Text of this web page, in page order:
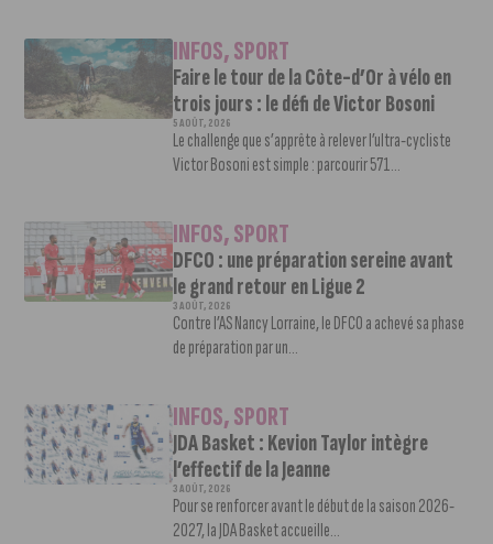
INFOS,SPORT
Faire le tour de la Côte-d’Or à vélo en
trois jours : le défi de Victor Bosoni
5 AOÛT, 2026
Le challenge que s’apprête à relever l’ultra-cycliste
Victor Bosoni est simple : parcourir 571...
INFOS,SPORT
DFCO : une préparation sereine avant
le grand retour en Ligue 2
3 AOÛT, 2026
Contre l’AS Nancy Lorraine, le DFCO a achevé sa phase
de préparation par un...
INFOS,SPORT
JDA Basket : Kevion Taylor intègre
l’effectif de la Jeanne
3 AOÛT, 2026
Pour se renforcer avant le début de la saison 2026-
2027, la JDA Basket accueille...